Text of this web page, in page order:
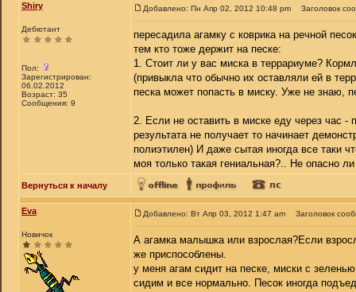
Shiry
Дебютант
Пол:
Зарегистрирован:
06.02.2012
Возраст: 35
Сообщения: 9
Добавлено: Пн Апр 02, 2012 10:48 pm Заголовок
пересадила агамку с коврика на речной
тем кто тоже держит на песке:
1. Стоит ли у вас миска в террариуме?
(привыкла что обычно их оставляли ей в
песка может попасть в миску. Уже не знаю,
2. Если не оставить в миске еду через час
результата не получает то начинает
полиэтилен) И даже сытая иногда все таки
моя только такая гениальная?.. Не опасно
Вернуться к началу
Eva
Новичок
Добавлено: Вт Апр 03, 2012 1:47 am Заголовок
А агамка малышка или взрослая?Если
же приспособлены.
у меня агам сидит на песке, миски с
сидим и все нормально. Песок иногда